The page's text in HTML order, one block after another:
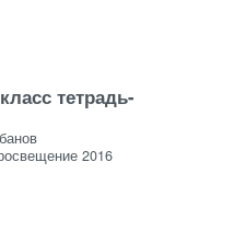
тетрадь-
2016